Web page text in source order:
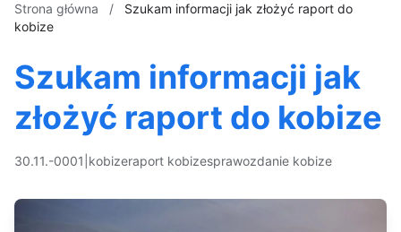
Strona główna /
Szukam informacji jak złożyć raport do
kobize
Szukam informacji jak
złożyć raport do kobize
30.11.-0001 kobizeraport kobizesprawozdanie kobize